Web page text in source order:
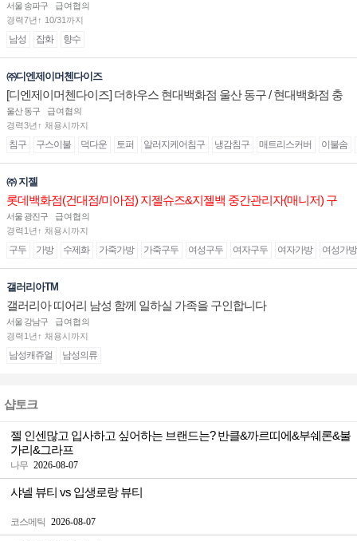
서울 송파구
급여협의
경력7년↑ 10/31까지
남성 잡화 향수
㈜디엔제이머첸다이즈
[디엔제이머첸다이즈] 더하우스 현대백화점 울산 동구 / 현대백화점 충
청 매장 판매직(매니저) 채용
울산 동구
급여협의
경력3년↑ 채용시까지
침구 구스이불 덕다운 토퍼 알러지케어침구 냉감침구 매트리스커버 이불솜
㈜ 지젤
롯데백화점(건대점/미아점) 지젤슈즈&지젤백 중간관리자(매니저) 구
인합니다
서울 광진구
급여협의
경력1년↑ 채용시까지
구두 가방 수제화 가죽가방 가죽구두 여성구두 여자구두 여자가방 여성가방
갤러리아TM
갤러리아 띠어리 남성 함께 일하실 가족을 구인합니다
서울 강남구
급여협의
경력1년↑ 채용시까지
남성캐쥬얼 남성의류
샵토크
나무 2026-08-07
젤 인센많고 입사하고 싶어하는 브랜드는? 반클&까르띠에&부쉐론&불
가리&그라프
코스메틱 2026-08-07
샤넬 뷰티 vs 입생로랑 뷰티